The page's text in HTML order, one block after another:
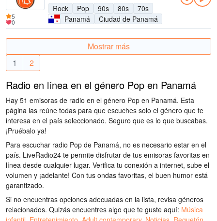
Rock
Pop 90s 80s
70s
Panamá
Ciudad de Panamá
5
0
Mostrar más
1
2
Radio en línea en el género Pop en Panamá
Hay 51 emisoras de radio en el género Pop en Panamá. Esta
página las reúne todas para que escuches solo el género que te
interesa en el país seleccionado. Seguro que es lo que buscabas.
¡Pruébalo ya!
Para escuchar radio Pop de Panamá, no es necesario estar en el
país. LiveRadio24 te permite disfrutar de tus emisoras favoritas en
línea desde cualquier lugar. Verifica tu conexión a internet, sube el
volumen y ¡adelante! Con tus ondas favoritas, el buen humor está
garantizado.
Si no encuentras opciones adecuadas en la lista, revisa géneros
relacionados. Quizás encuentres algo que te guste aquí: Música